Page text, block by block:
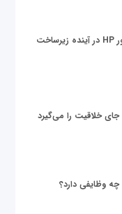
زیر پوست دنیای داده؛ نقش سرور HP در آینده زیرساخت
جای خلاقیت را می‌گیرد
وظایفی دارد؟